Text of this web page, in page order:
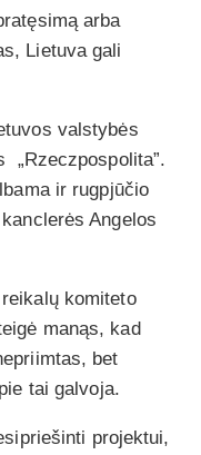
arba
Lietuva gali
valstybės
„Rzeczpospolita”.
ir rugpjūčio
Angelos
komiteto
manąs, kad
bet
tai galvoja.
projektui,